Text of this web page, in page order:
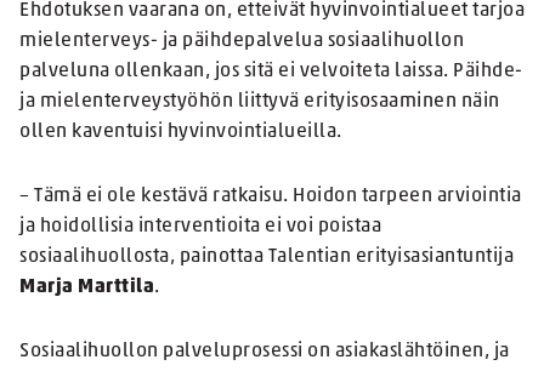
Ehdotuksen vaarana on, etteivät hyvinvointialueet tarjoa
mielenterveys- ja päihdepalvelua sosiaalihuollon
palveluna ollenkaan, jos sitä ei velvoiteta laissa. Päihde-
ja mielenterveystyöhön liittyvä erityisosaaminen näin
ollen kaventuisi hyvinvointialueilla.
– Tämä ei ole kestävä ratkaisu. Hoidon tarpeen arviointia
ja hoidollisia interventioita ei voi poistaa
sosiaalihuollosta, painottaa Talentian erityisasiantuntija
Marja Marttila.
Sosiaalihuollon palveluprosessi on asiakaslähtöinen, ja